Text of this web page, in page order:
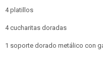
4 platillos
4 cucharitas doradas
1 soporte dorado metálico con